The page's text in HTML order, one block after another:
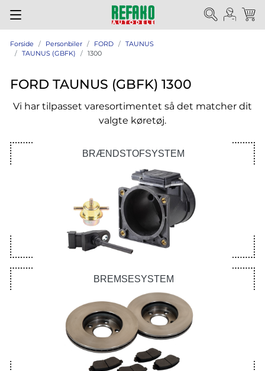
Forside Personbiler FORD
TAUNUS
TAUNUS (GBFK)
1300
FORD TAUNUS (GBFK) 1300
Vi har tilpasset varesortimentet så det matcher dit
valgte køretøj.
BRÆNDSTOFSYSTEM
BREMSESYSTEM